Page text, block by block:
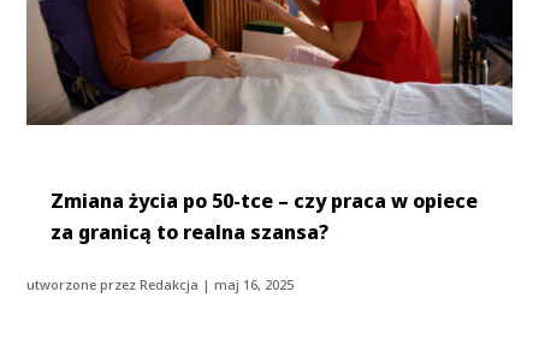
Zmiana życia po 50-tce – czy praca w opiece
za granicą to realna szansa?
utworzone przezRedakcja |maj 16, 2025